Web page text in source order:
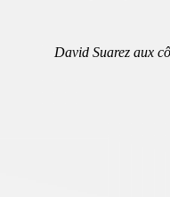
David Suarez aux